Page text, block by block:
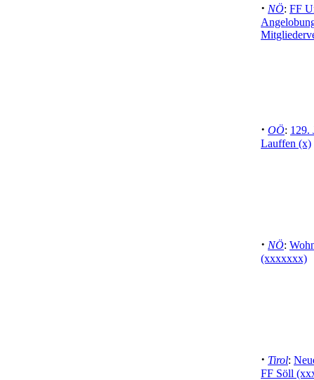
· NÖ: FF
· OÖ: 129.
Lauffen (x)
· NÖ:
(xxxxxxx)
· Tirol:
FF Söll